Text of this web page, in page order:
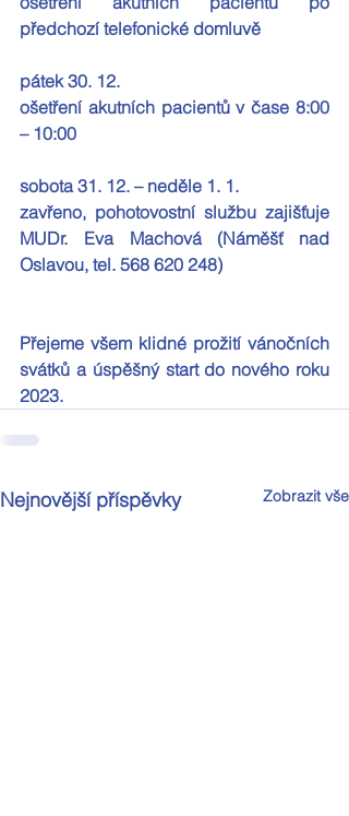
předchozí telefonické domluvě
pátek 30. 12.
ošetření akutních pacientů v čase 8:00
– 10:00
sobota 31. 12. – neděle 1. 1.
zavřeno, pohotovostní službu zajišťuje
MUDr. Eva Machová (Náměšť nad
Oslavou, tel. 568 620 248)
Přejeme všem klidné prožití vánočních
svátků a úspěšný start do nového roku
2023.
Nejnovější příspěvky Zobrazit vše